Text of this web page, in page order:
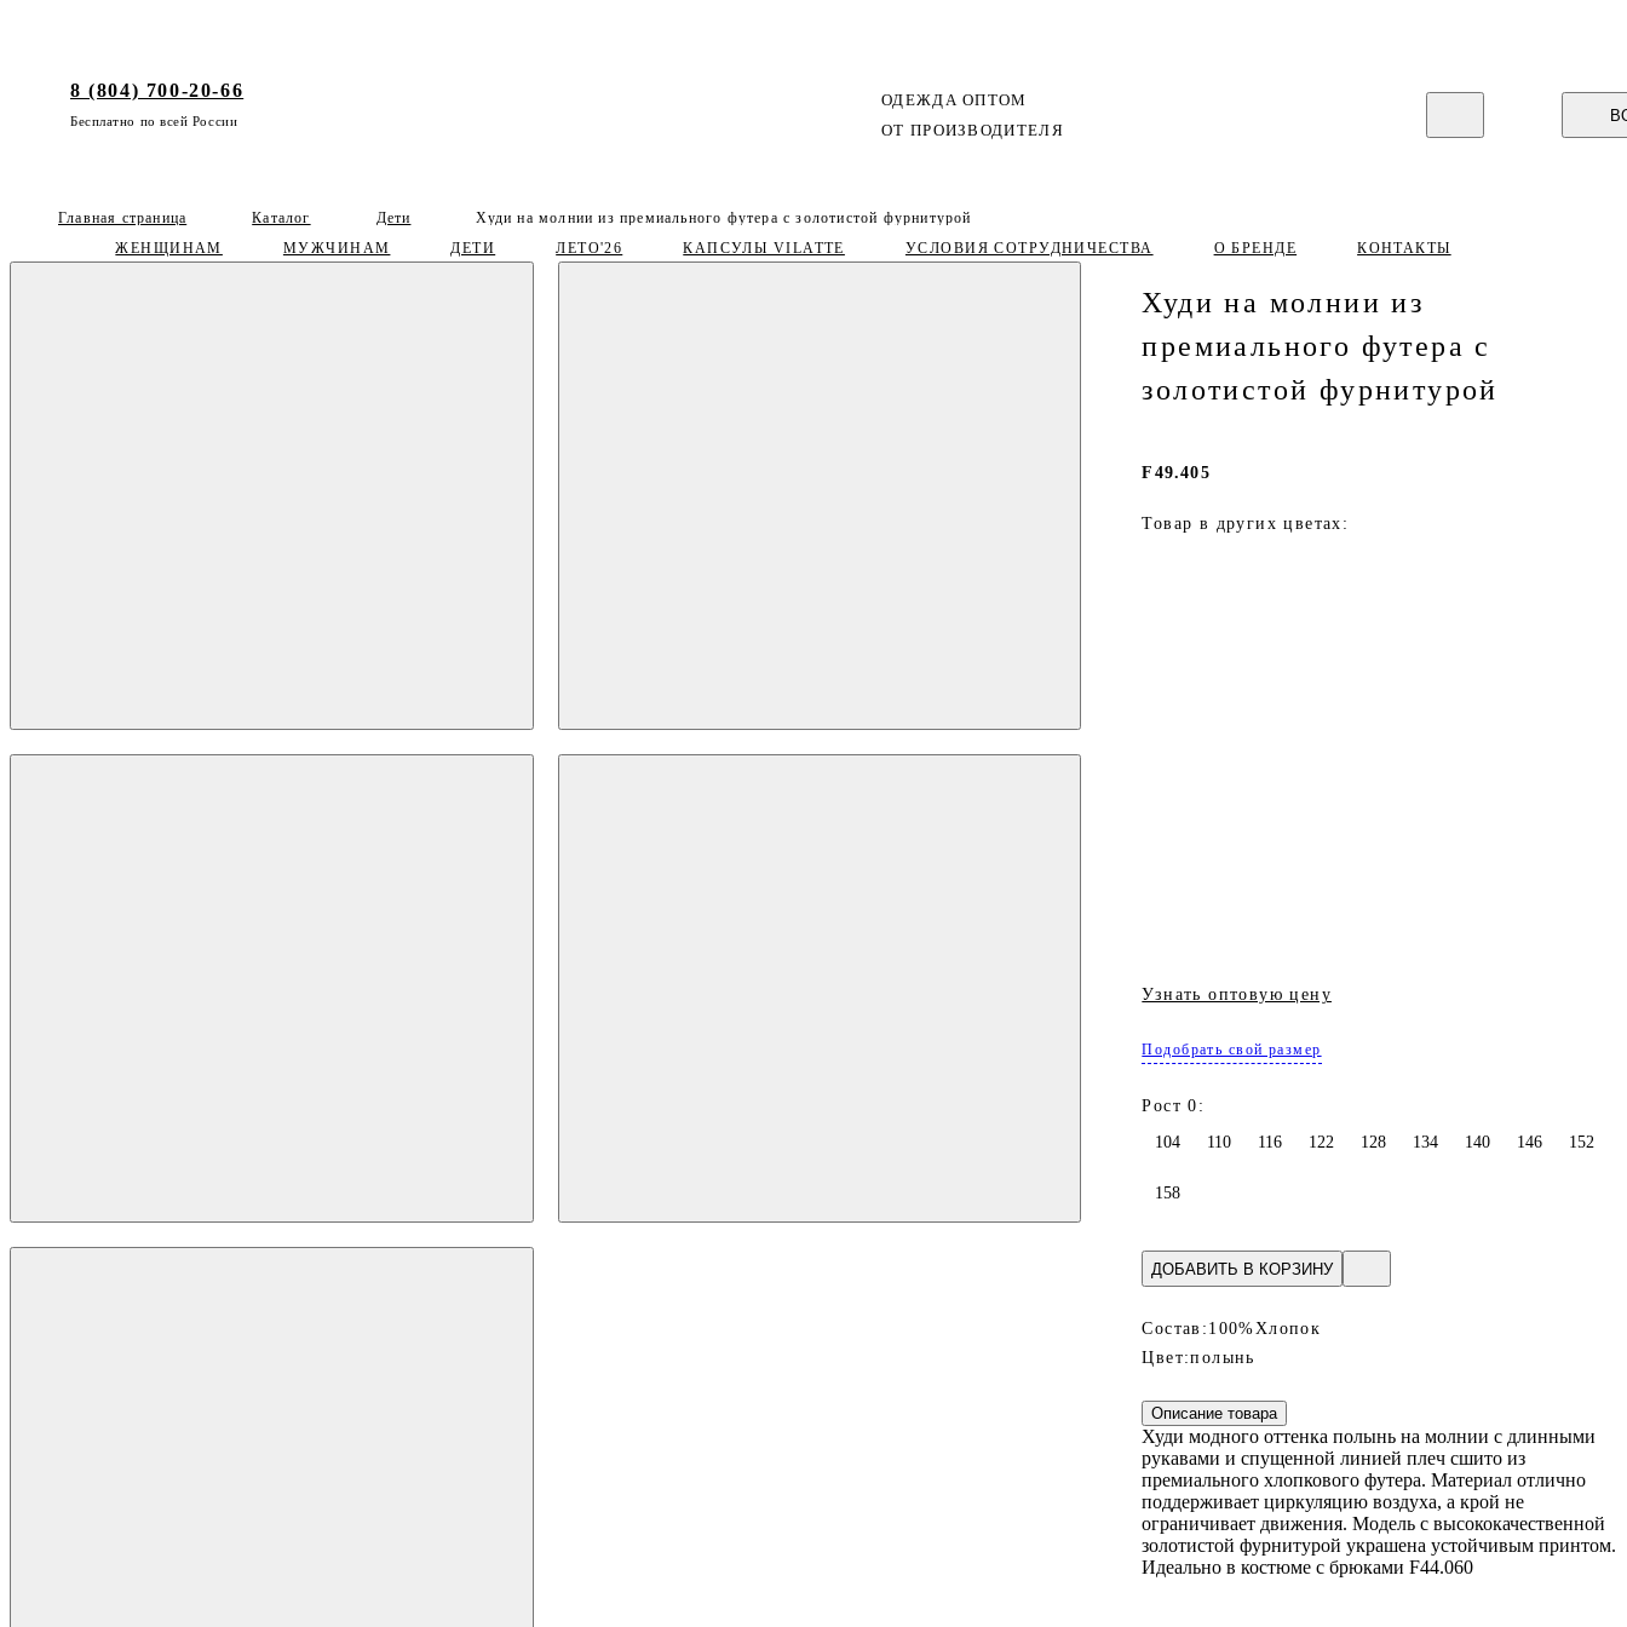
8 (804) 700-20-66
Бесплатно по всей России
ОДЕЖДА ОПТОМ
ОТ ПРОИЗВОДИТЕЛЯ
ЖЕНЩИНАМ МУЖЧИНАМ ДЕТИ ЛЕТО'26 КАПСУЛЫ VILATTE УСЛОВИЯ СОТРУДНИЧЕСТВА О БРЕНДЕ КОНТАКТЫ
Главная страница Каталог Дети Худи на молнии из премиального футера с золотистой фурнитурой
Худи на молнии из
премиального футера с
золотистой фурнитурой
F49.405
Товар в других цветах:
Узнать оптовую цену
Подобрать свой размер
Рост 0:
104
110 116 122 128 134 140 146 152
158
ДОБАВИТЬ В КОРЗИНУ
Состав: 100%Хлопок
Цвет:полынь
Описание товара
Худи модного оттенка полынь на молнии с длинными
рукавами и спущенной линией плеч сшито из
премиального хлопкового футера. Материал отлично
поддерживает циркуляцию воздуха, а крой не
ограничивает движения. Модель с высококачественной
золотистой фурнитурой украшена устойчивым принтом.
Идеально в костюме с брюками F44.060